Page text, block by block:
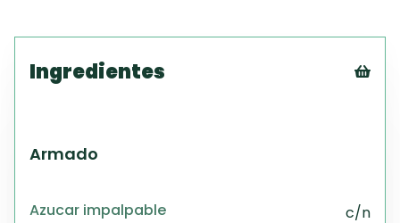
Ingredientes
Armado
Azucar impalpable c/n